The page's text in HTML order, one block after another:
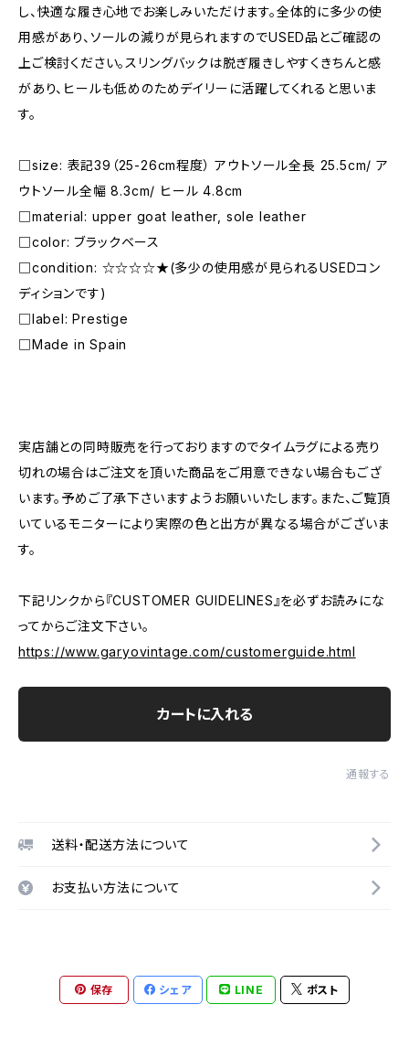
し、快適な履き心地でお楽しみいただけます。全体的に多少の使
用感があり、ソールの減りが見られますのでUSED品とご確認の
上ご検討ください。スリングバックは脱ぎ履きしやすくきちんと感
があり、ヒールも低めのためデイリーに活躍してくれると思いま
す。
□size: 表記39（25-26cm程度） アウトソール全長 25.5cm/ ア
ウトソール全幅 8.3cm/ ヒール 4.8cm
□material: upper goat leather, sole leather
□color: ブラックベース
□condition: ☆☆☆☆★(多少の使用感が見られるUSEDコン
ディションです)
□label: Prestige
□Made in Spain
実店舗との同時販売を行っておりますのでタイムラグによる売り
切れの場合はご注文を頂いた商品をご用意できない場合もござ
います。予めご了承下さいますようお願いいたします。また、ご覧頂
いているモニターにより実際の色と出方が異なる場合がございま
す。
下記リンクから『CUSTOMER GUIDELINES』を必ずお読みにな
ってからご注文下さい。
https://www.garyovintage.com/customerguide.html
カートに入れる
通報する
送料・配送方法について
お支払い方法について
保存 シェア LINE ポスト